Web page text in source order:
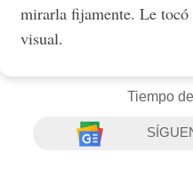
mirarla fijamente. Le tocó
visual.
Tiempo